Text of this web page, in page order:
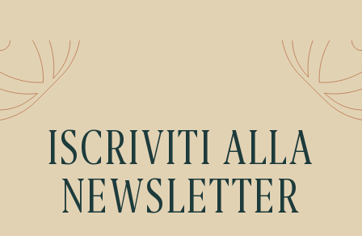
ISCRIVITI ALLA
NEWSLETTER